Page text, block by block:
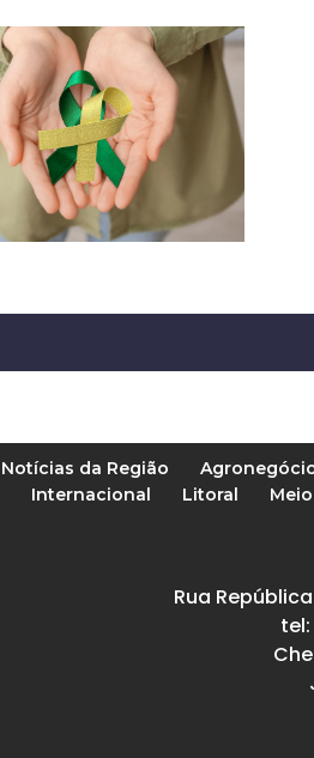
Notícias da Região
Internacional Litoral
Rua